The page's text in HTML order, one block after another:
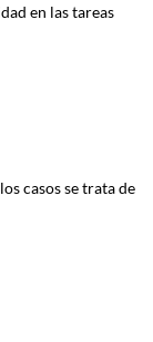
en las tareas
casos se trata de